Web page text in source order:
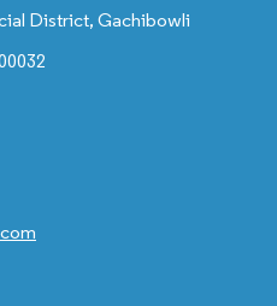
District, Gachibowli